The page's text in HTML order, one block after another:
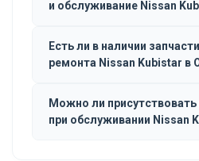
и обслуживание Nissan
Есть ли в наличии
ремонта Nissan Kubistar в
Можно ли
при обслуживании Nissan